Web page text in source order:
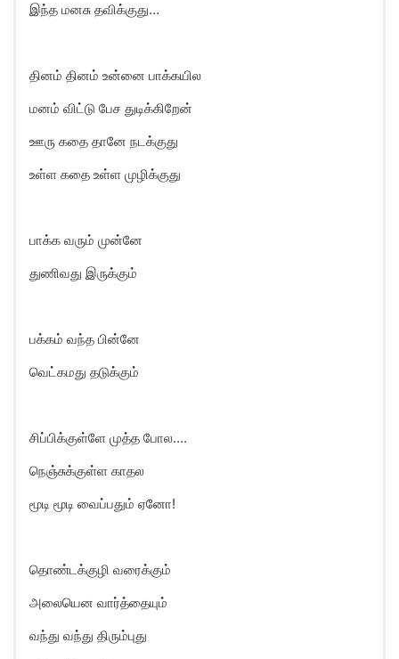
இந்த மனசு தவிக்குது…
தினம் தினம் உன்னை பாக்கயில
மனம் விட்டு பேச துடிக்கிறேன்
ஊரு கதை தானே நடக்குது
உள்ள கதை உள்ள முழிக்குது
பாக்க வரும் முன்னே
துணிவது இருக்கும்
பக்கம் வந்த பின்னே
வெட்கமது தடுக்கும்
சிப்பிக்குள்ளே முத்த போல….
நெஞ்சுக்குள்ள காதல
மூடி மூடி வைப்பதும் ஏனோ!
தொண்டக்குழி வரைக்கும்
அலையென வார்த்தையும்
வந்து வந்து திரும்புது